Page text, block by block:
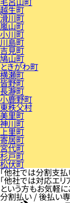
越生町
滑川町
嵐山町
小川町
川島町
吉見町
鳩山町
ときがわ町
横瀬町
皆野町
長瀞町
小鹿野町
東秩父村
美里町
神川町
上里町
寄居町
宮代町
杉戸町
松伏町
「他社では分割支
「他社では対応エリ
という方もお気軽に
分割払い / 後払い